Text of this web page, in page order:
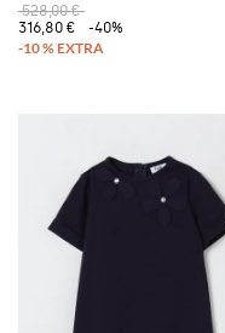
528,00 €
316,80 €
-40%